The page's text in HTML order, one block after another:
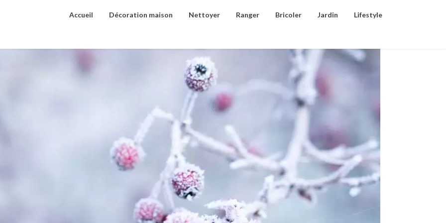
Accueil Décoration maison Nettoyer Ranger Bricoler Jardin Lifestyle